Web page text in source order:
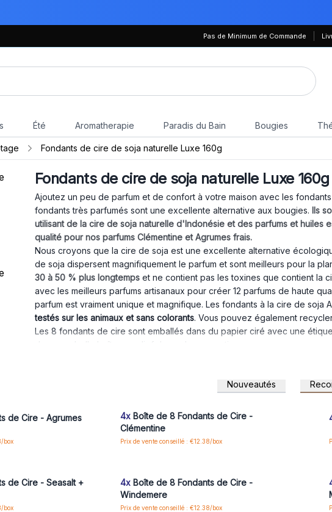
Pas de Minimum de Commande
Été Aromatherapie Paradis du Bain Bougies
Fondants de cire de soja naturelle Luxe 160g
Fondants de cire de soja naturelle Luxe 160g
Ajoutez un peu de parfum et de confort à votre maison avec les
fondants très parfumés sont une excellente alternative aux bougies. Ils
utilisant de la cire de soja naturelle d'Indonésie et des parfums et huiles
qualité pour nos parfums Clémentine et Agrumes frais.
Nous croyons que la cire de soja est une excellente alternative
de soja dispersent magnifiquement le parfum et sont meilleurs pour la
30 à 50 % plus longtemps et ne contient pas les toxines que contient la
avec les meilleurs parfums artisanaux pour créer 12 parfums de haute
parfum est vraiment unique et magnifique. Les fondants à la cire de soja
testés sur les animaux et sans colorants. Vous pouvez également
Les 8 fondants de cire sont emballés dans du papier ciré avec une
dans une belle boîte en relief de couleur assortie.
8 fondants qui brûlent jusqu'à 15 heures
Nouveautés
de Cire - Agrumes
box
Connectez-vous ou inscrivez-vous pour accéder
aux prix de gros
4x Boîte de 8 Fondants de Cire -
Clémentine
Prix de vente conseillé : €12.38/box
de Cire - Seasalt +
box
4x Boîte de 8 Fondants de Cire -
Windemere
Prix de vente conseillé : €12.38/box